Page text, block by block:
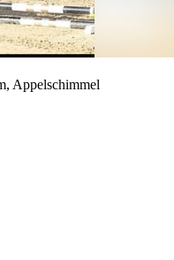
Appelschimmel